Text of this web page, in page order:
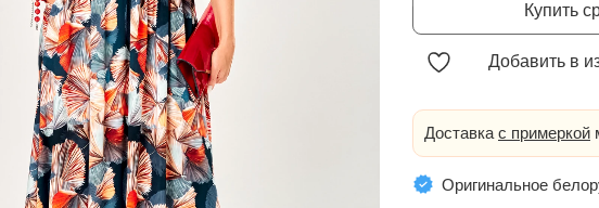
Купить
Добавить в
Доставка с примеркой
Оригинальное